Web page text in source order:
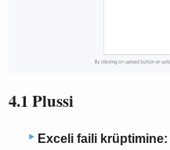
4.1 Plussi
Exceli faili krüptimine: